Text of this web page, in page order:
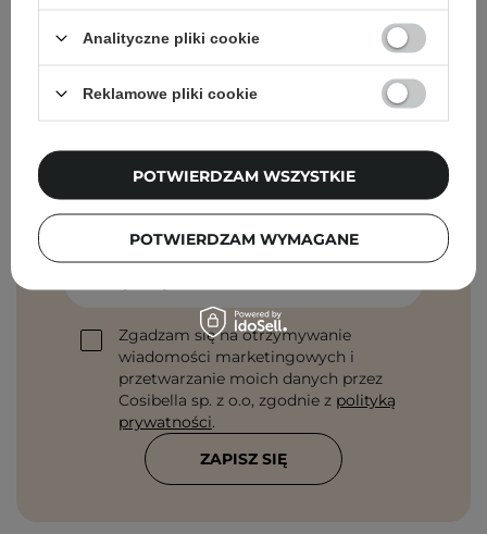
Pielęgnacyjne checklisty, eksperckie porady,
beauty nowości - prosto na maila!
Zgadzam się na otrzymywanie
wiadomości marketingowych i
przetwarzanie moich danych przez
Cosibella sp. z o.o, zgodnie z polityką
prywatności.
ZAPISZ SIĘ
Analityczne pliki cookie
Reklamowe pliki cookie
POTWIERDZAM WYMAGANE
POTWIERDZAM WSZYSTKIE